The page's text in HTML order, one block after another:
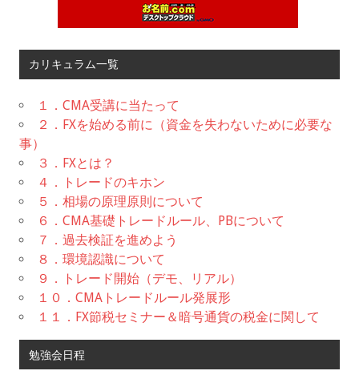
カリキュラム一覧
１．CMA受講に当たって
２．FXを始める前に（資金を失わないために必要な
事）
３．FXとは？
４．トレードのキホン
５．相場の原理原則について
６．CMA基礎トレードルール、PBについて
７．過去検証を進めよう
８．環境認識について
９．トレード開始（デモ、リアル）
１０．CMAトレードルール発展形
１１．FX節税セミナー＆暗号通貨の税金に関して
勉強会日程